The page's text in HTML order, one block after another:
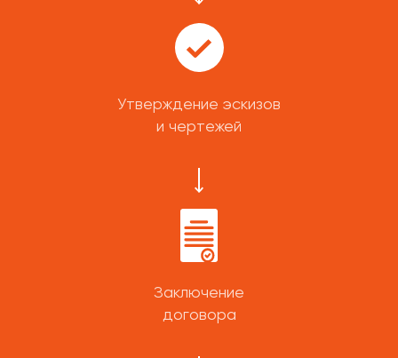
Утверждение эскизов
и чертежей
Заключение
договора